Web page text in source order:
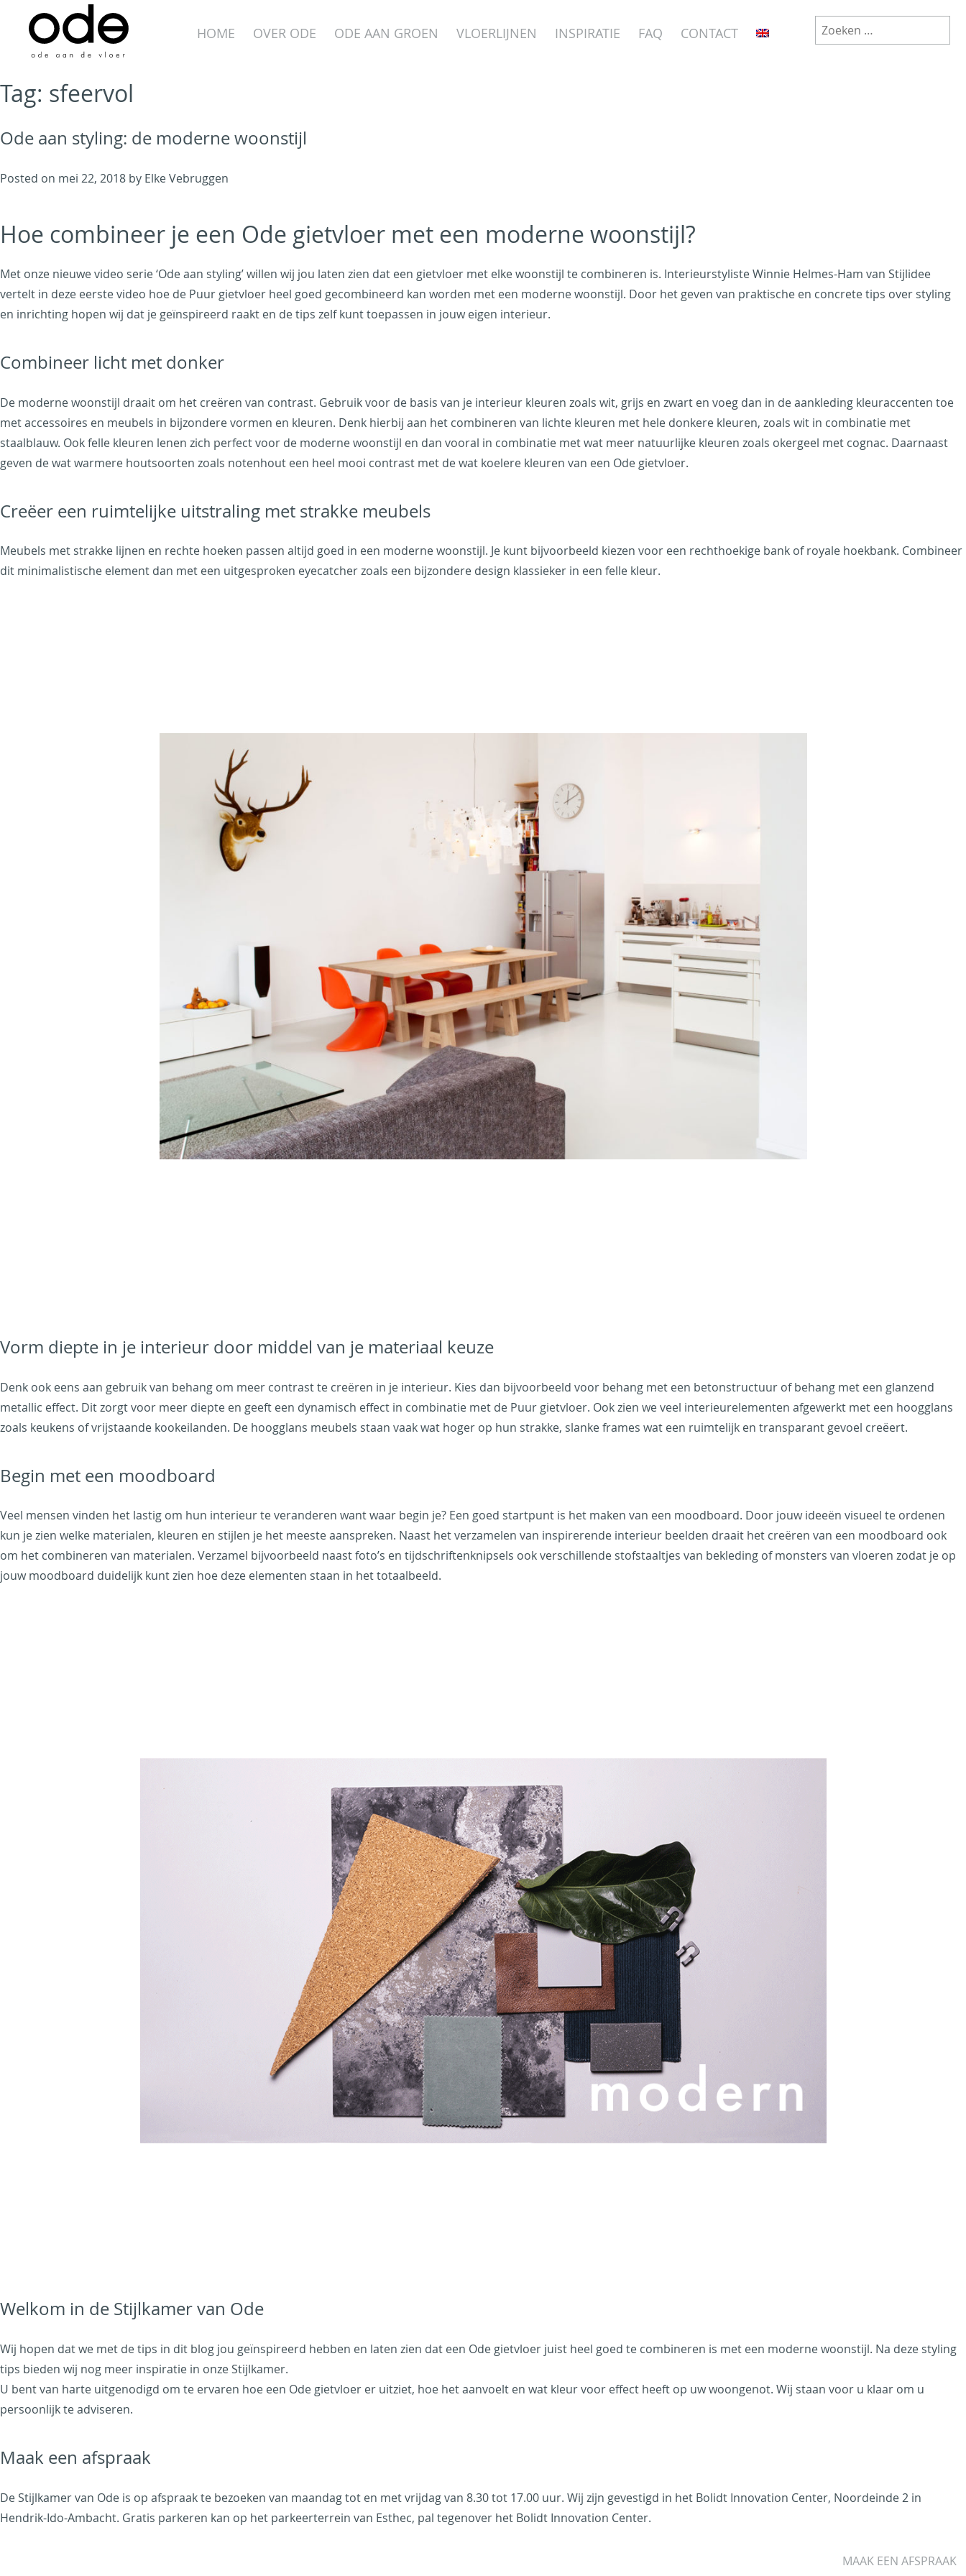
content
HOME OVER ODE ODE AAN GROEN VLOERLIJNEN INSPIRATIE FAQ CONTACT
Zoeken
naar:
Tag: sfeervol
Ode aan styling: de moderne woonstijl
Posted on mei 22, 2018 by Elke Vebruggen
Hoe combineer je een Ode gietvloer met een moderne woonstijl?
Met onze nieuwe video serie ‘Ode aan styling’ willen wij jou laten zien dat een gietvloer met elke woonstijl te combineren is. Interieurstyliste Winnie Helmes-Ham van Stijlidee
vertelt in deze eerste video hoe de Puur gietvloer heel goed gecombineerd kan worden met een moderne woonstijl. Door het geven van praktische en concrete tips over styling
en inrichting hopen wij dat je geïnspireerd raakt en de tips zelf kunt toepassen in jouw eigen interieur.
Combineer licht met donker
De moderne woonstijl draait om het creëren van contrast. Gebruik voor de basis van je interieur kleuren zoals wit, grijs en zwart en voeg dan in de aankleding kleuraccenten toe
met accessoires en meubels in bijzondere vormen en kleuren. Denk hierbij aan het combineren van lichte kleuren met hele donkere kleuren, zoals wit in combinatie met
staalblauw. Ook felle kleuren lenen zich perfect voor de moderne woonstijl en dan vooral in combinatie met wat meer natuurlijke kleuren zoals okergeel met cognac. Daarnaast
geven de wat warmere houtsoorten zoals notenhout een heel mooi contrast met de wat koelere kleuren van een Ode gietvloer.
Creëer een ruimtelijke uitstraling met strakke meubels
Meubels met strakke lijnen en rechte hoeken passen altijd goed in een moderne woonstijl. Je kunt bijvoorbeeld kiezen voor een rechthoekige bank of royale hoekbank. Combineer
dit minimalistische element dan met een uitgesproken eyecatcher zoals een bijzondere design klassieker in een felle kleur.
Vorm diepte in je interieur door middel van je materiaal keuze
Denk ook eens aan gebruik van behang om meer contrast te creëren in je interieur. Kies dan bijvoorbeeld voor behang met een betonstructuur of behang met een glanzend
metallic effect. Dit zorgt voor meer diepte en geeft een dynamisch effect in combinatie met de Puur gietvloer. Ook zien we veel interieurelementen afgewerkt met een hoogglans
zoals keukens of vrijstaande kookeilanden. De hoogglans meubels staan vaak wat hoger op hun strakke, slanke frames wat een ruimtelijk en transparant gevoel creëert.
Begin met een moodboard
Veel mensen vinden het lastig om hun interieur te veranderen want waar begin je? Een goed startpunt is het maken van een moodboard. Door jouw ideeën visueel te ordenen
kun je zien welke materialen, kleuren en stijlen je het meeste aanspreken. Naast het verzamelen van inspirerende interieur beelden draait het creëren van een moodboard ook
om het combineren van materialen. Verzamel bijvoorbeeld naast foto’s en tijdschriftenknipsels ook verschillende stofstaaltjes van bekleding of monsters van vloeren zodat je op
jouw moodboard duidelijk kunt zien hoe deze elementen staan in het totaalbeeld.
Welkom in de Stijlkamer van Ode
Wij hopen dat we met de tips in dit blog jou geïnspireerd hebben en laten zien dat een Ode gietvloer juist heel goed te combineren is met een moderne woonstijl. Na deze styling
tips bieden wij nog meer inspiratie in onze Stijlkamer.
U bent van harte uitgenodigd om te ervaren hoe een Ode gietvloer er uitziet, hoe het aanvoelt en wat kleur voor effect heeft op uw woongenot. Wij staan voor u klaar om u
persoonlijk te adviseren.
Maak een afspraak
De Stijlkamer van Ode is op afspraak te bezoeken van maandag tot en met vrijdag van 8.30 tot 17.00 uur. Wij zijn gevestigd in het Bolidt Innovation Center, Noordeinde 2 in
Hendrik-Ido-Ambacht. Gratis parkeren kan op het parkeerterrein van Esthec, pal tegenover het Bolidt Innovation Center.
MAAK EEN AFSPRAAK